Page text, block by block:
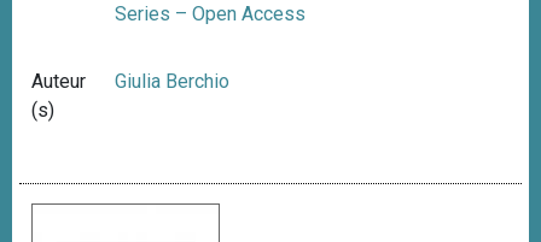
Series – Open Access
Auteur
(s)
Giulia Berchio